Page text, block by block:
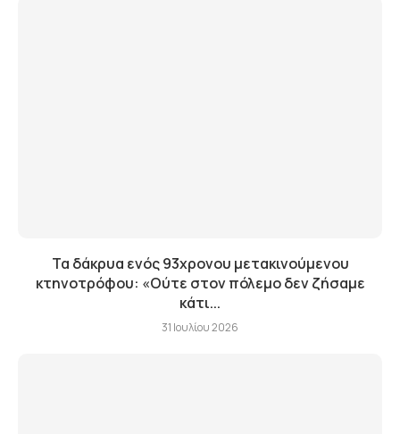
Τα δάκρυα ενός 93χρονου μετακινούμενου
κτηνοτρόφου: «Ούτε στον πόλεμο δεν ζήσαμε
κάτι...
31 Ιουλίου 2026